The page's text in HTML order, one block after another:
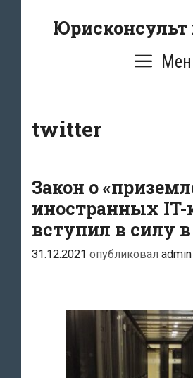
Юрисконсульт
twitter
Закон о
иностранных
вступил в силу
31.12.2021 опубликовал admin